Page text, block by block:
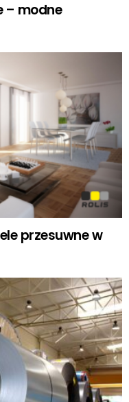
– modne
przesuwne w